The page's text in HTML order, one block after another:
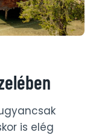
is elég